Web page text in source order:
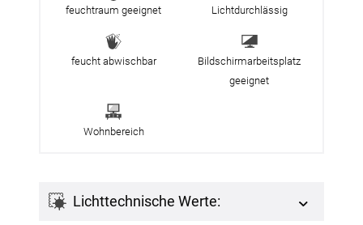
feuchtraum geeignet Lichtdurchlässig
feucht abwischbar
Bildschirmarbeitsplatz
geeignet
Wohnbereich
Lichttechnische Werte: